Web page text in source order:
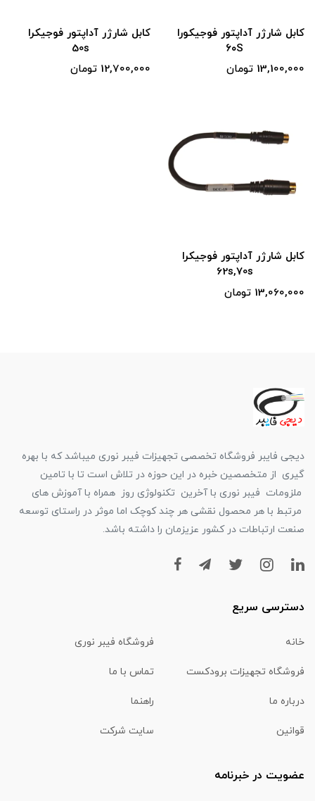
کابل شارژر آداپتور فوجیکورا
۶۰S
13,100,000 تومان
کابل شارژر آداپتور فوجیکرا
50s
12,700,000 تومان
کابل شارژر آداپتور فوجیکرا
62s,70s
13,060,000 تومان
دیجی فایبر فروشگاه تخصصی تجهیزات فیبر نوری میباشد که با بهره
گیری از متخصصین خبره در این حوزه در تلاش است تا با تامین
ملزومات فیبر نوری با آخرین تکنولوژی روز همراه با آموزش های
مرتبط با هر محصول نقشی هر چند کوچک اما موثر در راستای توسعه
صنعت ارتباطات در کشور عزیزمان را داشته باشد.
دسترسی سریع
خانه فروشگاه فیبر نوری
فروشگاه تجهیزات برودکست تماس با ما
درباره ما راهنما
قوانین سایت شرکت
عضویت در خبرنامه